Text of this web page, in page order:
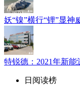
妖“镍”横行“锂”显神
特锐德：2021年新
日阅读榜